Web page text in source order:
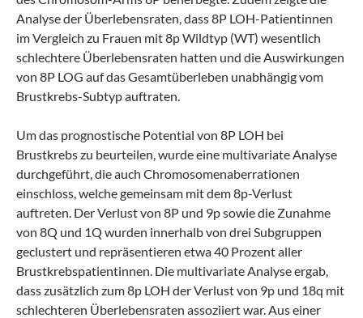
Analyse der Überlebensraten, dass 8P LOH-Patientinnen
im Vergleich zu Frauen mit 8p Wildtyp (WT) wesentlich
schlechtere Überlebensraten hatten und die Auswirkungen
von 8P LOG auf das Gesamtüberleben unabhängig vom
Brustkrebs-Subtyp auftraten.
Um das prognostische Potential von 8P LOH bei
Brustkrebs zu beurteilen, wurde eine multivariate Analyse
durchgeführt, die auch Chromosomenaberrationen
einschloss, welche gemeinsam mit dem 8p-Verlust
auftreten. Der Verlust von 8P und 9p sowie die Zunahme
von 8Q und 1Q wurden innerhalb von drei Subgruppen
geclustert und repräsentieren etwa 40 Prozent aller
Brustkrebspatientinnen. Die multivariate Analyse ergab,
dass zusätzlich zum 8p LOH der Verlust von 9p und 18q mit
schlechteren Überlebensraten assoziiert war. Aus einer